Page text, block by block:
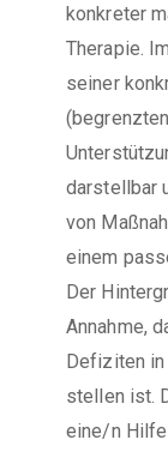
konkreter
Therapie.
seiner
darstellbar
von
einem
Der
Annahme,
Defiziten
stellen ist.
eine/n